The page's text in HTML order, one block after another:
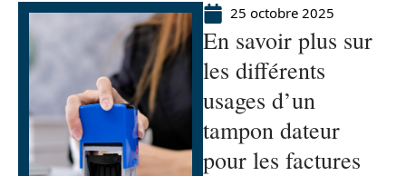
25 octobre 2025
En savoir plus sur
les différents
usages d’un
tampon dateur
pour les factures